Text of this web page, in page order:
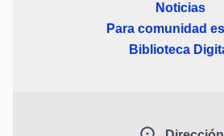
Noticias
Para comunidad
Biblioteca